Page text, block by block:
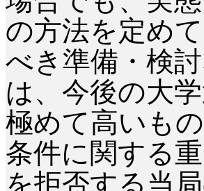
の方法を定め
べき準備・検
は、今後の大
極めて高いも
条件に関する
を拒否する当